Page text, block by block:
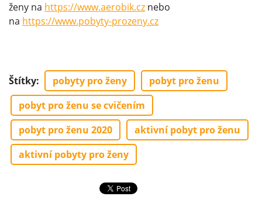
ženy na https://www.aerobik.cz nebo
na https://www.pobyty-prozeny.cz
Štítky: pobyty pro ženy
pobyt pro ženu
pobyt pro ženu se cvičením
pobyt pro ženu 2020
aktivní pobyt pro ženu
aktivní pobyty pro ženy